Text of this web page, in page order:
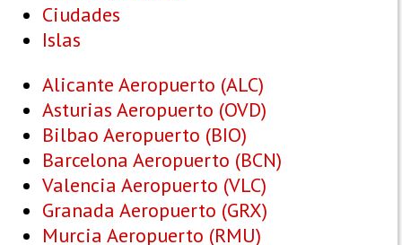
Ciudades
Islas
Alicante Aeropuerto (ALC)
Asturias Aeropuerto (OVD)
Bilbao Aeropuerto (BIO)
Barcelona Aeropuerto (BCN)
Valencia Aeropuerto (VLC)
Granada Aeropuerto (GRX)
Murcia Aeropuerto (RMU)